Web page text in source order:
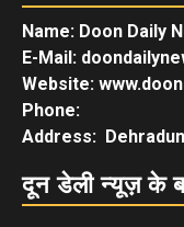
Name: Doon Daily
E-Mail:
Website:
Phone:
Address:
दून डेली न्यूज़ के